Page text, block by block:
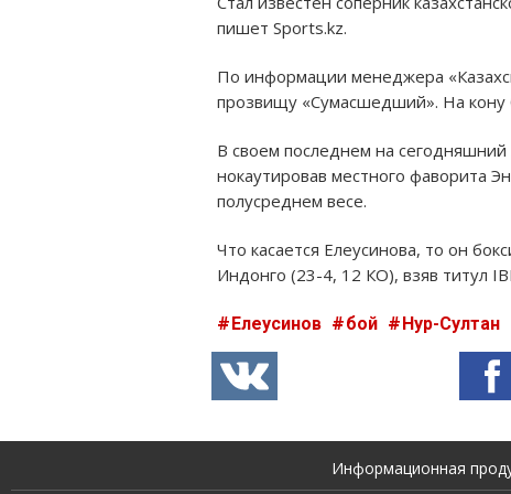
пишет Sports.kz.
По информации менеджера
прозвищу «Сумасшедший». На кону
В своем последнем на
нокаутировав местного фаворита
полусреднем весе.
Что касается Елеусинова, то он
Индонго (23-4, 12 КО), взяв титул
Елеусинов бой Нур-Султан
Информационная